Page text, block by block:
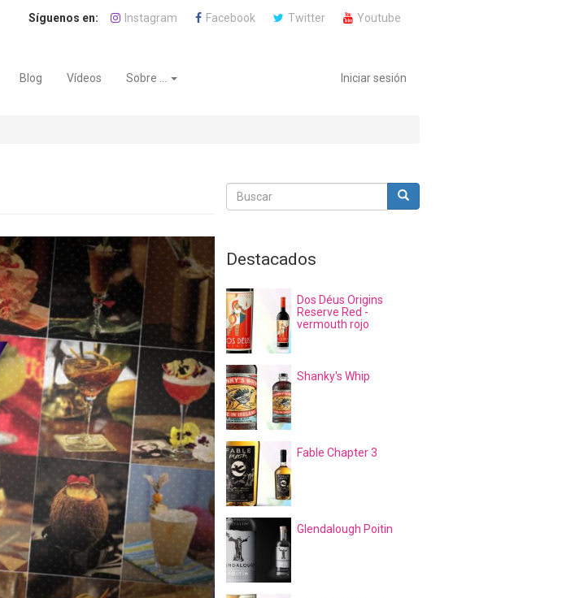
Instagram Facebook Twitter Youtube
Blog Vídeos Sobre ... Iniciar sesión
Buscar
Buscar Buscar
Destacados
Dos Déus Origins
Reserve Red -
vermouth rojo
Shanky's Whip
Fable Chapter 3
Glendalough Poitin